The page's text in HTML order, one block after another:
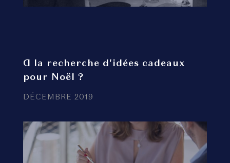
A la recherche d'idées cadeaux
pour Noël ?
DÉCEMBRE 2019